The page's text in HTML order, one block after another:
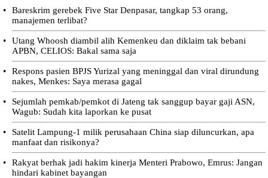
•
Bareskrim gerebek Five Star Denpasar, tangkap 53 orang,
manajemen terlibat?
•
Utang Whoosh diambil alih Kemenkeu dan diklaim tak bebani
APBN, CELIOS: Bakal sama saja
•
Respons pasien BPJS Yurizal yang meninggal dan viral dirundung
nakes, Menkes: Saya merasa gagal
•
Sejumlah pemkab/pemkot di Jateng tak sanggup bayar gaji ASN,
Wagub: Sudah kita laporkan ke pusat
•
Satelit Lampung-1 milik perusahaan China siap diluncurkan, apa
manfaat dan risikonya?
•
Rakyat berhak jadi hakim kinerja Menteri Prabowo, Emrus: Jangan
hindari kabinet bayangan